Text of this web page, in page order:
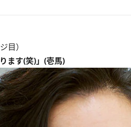
目）
ます(笑)」(壱馬)